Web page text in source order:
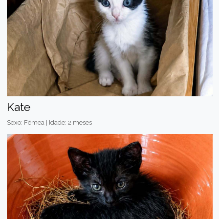
Kate
Sexo: Fêmea | Idade: 2 meses